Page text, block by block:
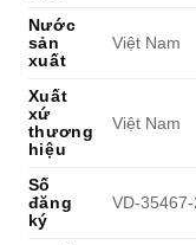
Nước
sản
xuất
Việt Nam
Xuất
xứ
thương
hiệu
Việt Nam
Số
đăng
ký
VD-35467-